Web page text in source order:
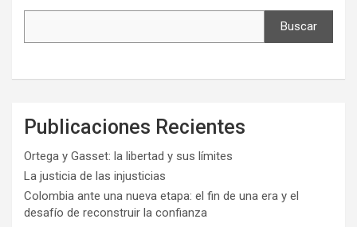
Buscar
Publicaciones Recientes
Ortega y Gasset: la libertad y sus límites
La justicia de las injusticias
Colombia ante una nueva etapa: el fin de una era y el
desafío de reconstruir la confianza